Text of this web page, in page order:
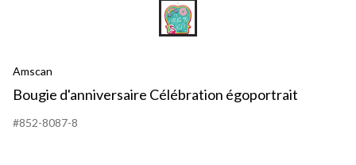
Amscan
Bougie d'anniversaire Célébration égoportrait
#852-8087-8